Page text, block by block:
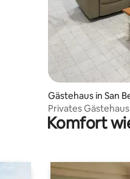
Gästehaus in San
Privates
Komfort